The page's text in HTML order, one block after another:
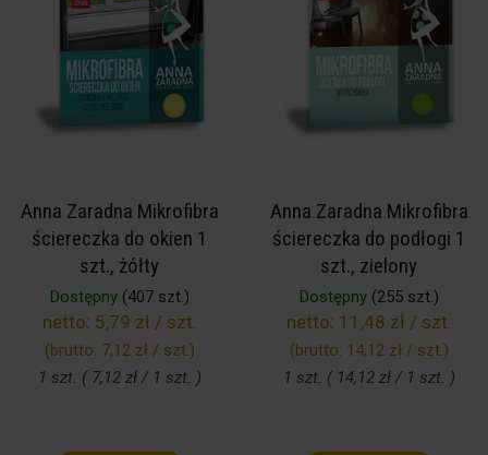
Anna Zaradna Mikrofibra
ściereczka do okien 1
szt., żółty
Dostępny(407 szt.)
netto: 5,79 zł / szt.
(brutto: 7,12 zł / szt.)
1 szt. ( 7,12 zł / 1 szt. )
Anna Zaradna Mikrofibra
ściereczka do podłogi 1
szt., zielony
Dostępny(255 szt.)
netto: 11,48 zł / szt.
(brutto: 14,12 zł / szt.)
1 szt. ( 14,12 zł / 1 szt. )